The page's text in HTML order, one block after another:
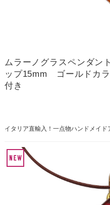
ムラーノグラスペンダン
ップ15mm ゴールドカ
付き
イタリア直輸入！一点物ハンドメイド